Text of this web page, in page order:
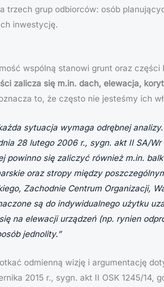
trzech grup odbiorców: osób
inwestycję.
wspólną stanowi grunt oraz części
zalicza się m.in. dach, elewacja,
to, że często nie jesteśmy ich
sytuacja wymaga odrębnej
28 lutego 2006 r., sygn. akt II SA/
powinno się zaliczyć również m.in.
oraz stropy między
Zachodnie Centrum Organizacji,
są do indywidualnego użytku
na elewacji urządzeń (np. rynien
jednolity.”
odmienną wizję i argumentację
2015 r., sygn. akt II OSK 1245/14,